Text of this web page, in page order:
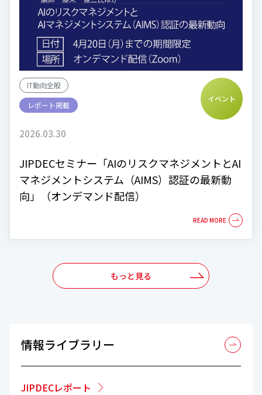
IT動向全般
レポート掲載
イベント
2026.03.30
JIPDECセミナー「AIのリスクマネジメントとAI
マネジメントシステム（AIMS）認証の最新動
向」（オンデマンド配信）
もっと見る
情報ライブラリー
JIPDECレポート